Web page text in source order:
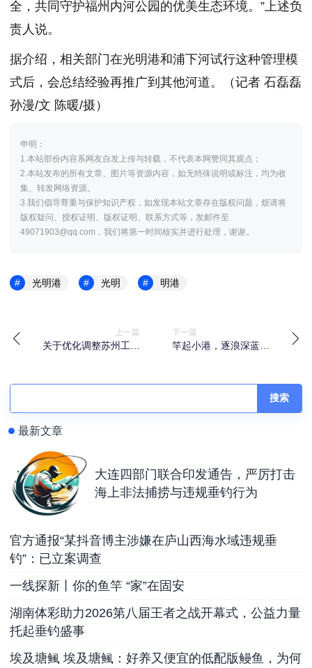
全，共同守护福州内河公园的优美生态环境。”上述负
责人说。
据介绍，相关部门在光明港和浦下河试行这种管理模
式后，会总结经验再推广到其他河道。（记者 石磊磊
孙漫/文 陈暖/摄）
申明：
1.本站部份内容系网友自发上传与转载，不代表本网赞同其观点；
2.本站发布的所有文章、图片等资源内容，如无特殊说明或标注，均为收
集、转发网络资源。
3.我们倡导尊重与保护知识产权，如发现本站文章存在版权问题，烦请将
版权疑问、授权证明、版权证明、联系方式等，发邮件至
49071903@qq.com，我们将第一时间核实并进行处理，谢谢。
光明港 光明 明港
上一篇
关于优化调整苏州工业
下一篇
竿起小港，逐浪深蓝！
钓
搜索
最新文章
大连四部门联合印发通告，严厉打击
海上非法捕捞与违规垂钓行为
官方通报“某抖音博主涉嫌在庐山西海水域违规垂
钓”：已立案调查
一线探新丨你的鱼竿 “家”在固安
湖南体彩助力2026第八届王者之战开幕式，公益力量
托起垂钓盛事
埃及塘鲺 埃及塘鲺：好养又便宜的低配版鳗鱼，为何